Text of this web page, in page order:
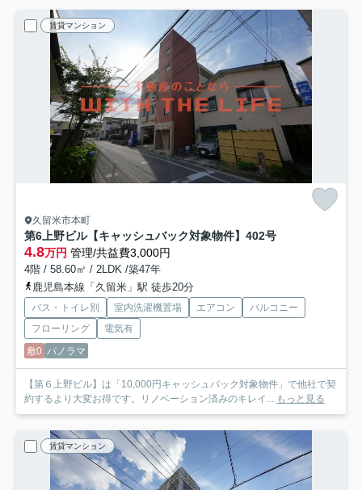
賃貸マンション
久留米市本町
第6上野ビル【キャッシュバック対象物件】 402号
4.8万円 管理/共益費3,000円
4階 / 58.60㎡ / 2LDK /築47年
鹿児島本線「久留米」駅 徒歩20分
バス・トイレ別 室内洗濯機置場 エアコン
バルコニー
フローリング
電気有
敷0 パノラマ
【第６上野ビル】は「10,000円キャッシュバック対象物件」で他社で契
約するより大変お得です。リノベーション済みのキレイ... もっと見る
賃貸マンション